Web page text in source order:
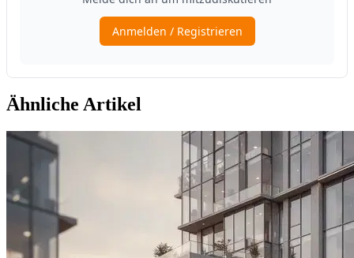
Ähnliche Artikel